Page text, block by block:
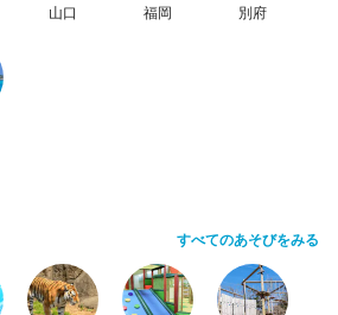
山口 福岡 別府
すべてのあそびをみる